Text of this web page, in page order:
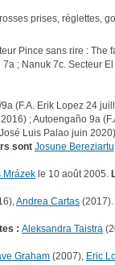
prises, réglettes,
Pince sans rire : The
; Nanuk 7c. Secteur
(F.A. Erik Lopez 24
; Autoengaño 9a
Luis Palao juin 2020)
sont Josune Bereziartu
Mrázek le 10 août 2005.
Andrea Cartas (2017).
: Aleksandra Taistra
Graham (2007), Eric